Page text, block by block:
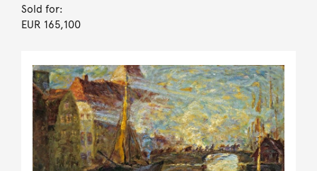
Sold for:
EUR 165,100